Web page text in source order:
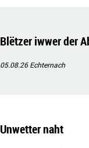
Blëtzer iwwer der
05.08.26Echternach
Unwetter naht